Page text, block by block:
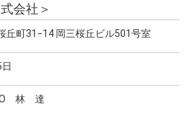
会社＞
丘町31−14 岡三桜丘ビル501号室
林 達